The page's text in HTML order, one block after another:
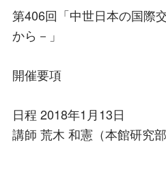
第406回「中世日本の国際
から－」
開催要項
日程 2018年1月13日
講師 荒木 和憲（本館研究部